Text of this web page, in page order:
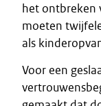
het ontbreken
moeten
als
Voor een